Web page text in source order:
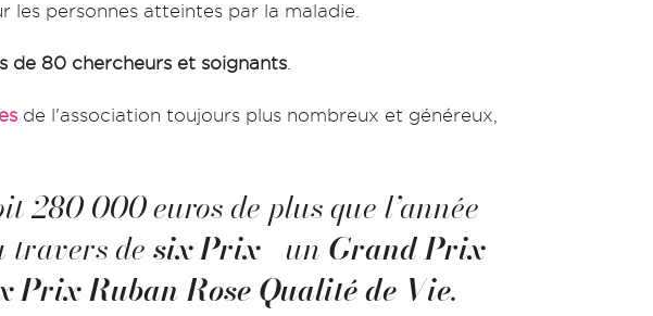
personnes atteintes par la maladie.
de 80 chercheurs et soignants
de l'association toujours plus nombreux et généreux,
280 000 euros de plus que l’année
travers desix Prix - un Grand Prix
Prix Ruban Rose Qualité de Vie.